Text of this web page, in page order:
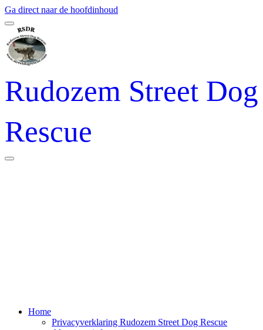
Ga direct naar de hoofdinhoud
Rudozem Street Dog
Rescue
Home
Privacyverklaring Rudozem Street Dog Rescue